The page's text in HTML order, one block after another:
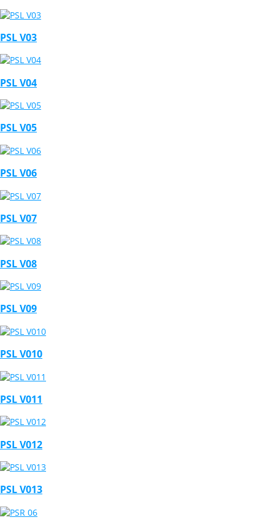
PSL V03
PSL V04
PSL V05
PSL V06
PSL V07
PSL V08
PSL V09
PSL V010
PSL V011
PSL V012
PSL V013